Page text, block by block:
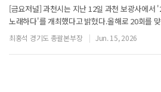
[금요저널] 과천시는 지난 12일 과천 보광사에서
노래하다'를 개최했다고 밝혔다.올해로 20회를
대표하는 문화예술 행사로 과천시 시 승격 40주년
공연에는 950석 규 모의 객석이 가득 찬
최홍석 경기도 총괄본부장 Jun. 15, 2026